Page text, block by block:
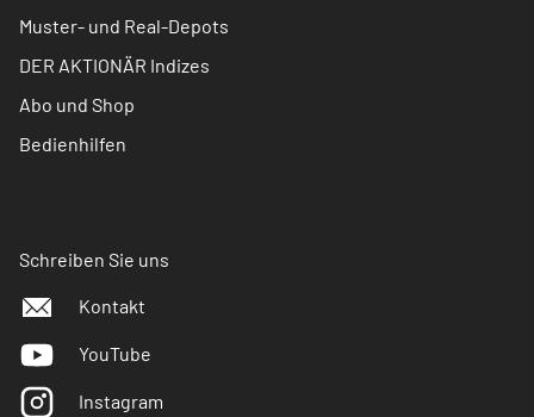
Muster- und Real-Depots
DER AKTIONÄR Indizes
Abo und Shop
Bedienhilfen
Schreiben Sie uns
Kontakt
YouTube
Instagram